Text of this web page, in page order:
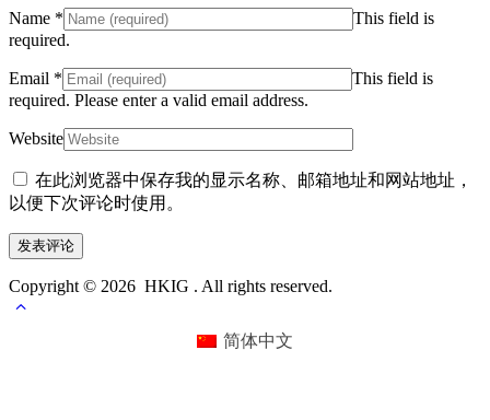
Name *
This field is
required.
Email *
This field is
required. Please enter a valid email address.
Website
在此浏览器中保存我的显示名称、邮箱地址和网站地址，
以便下次评论时使用。
Copyright © 2026 HKIG . All rights reserved.
简体中文